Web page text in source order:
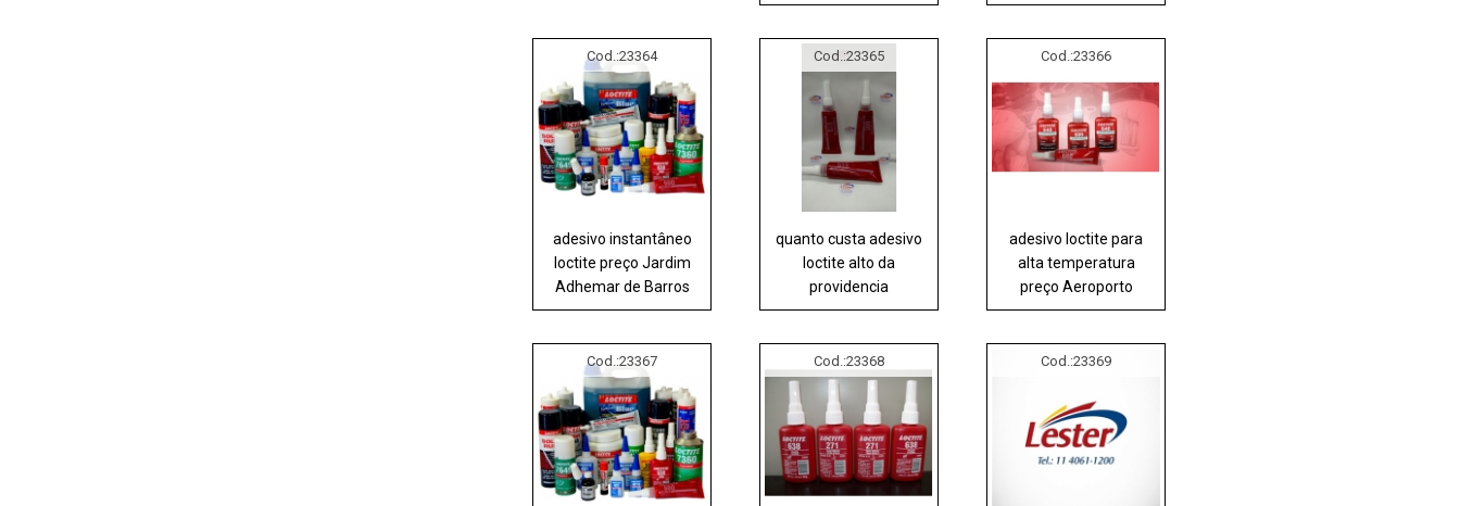
Cod.:23364
adesivo instantâneo
loctite preço Jardim
Adhemar de Barros
Cod.:23365
quanto custa adesivo
loctite alto da
providencia
Cod.:23366
adesivo loctite para
alta temperatura
preço Aeroporto
Cod.:23367 Cod.:23368 Cod.:23369